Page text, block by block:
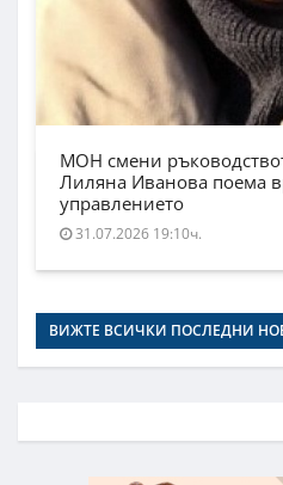
МОН смени
Лиляна Иванова поема
управлението
31.07.2026 19:10ч.
ВИЖТЕ ВСИЧКИ ПОСЛЕДНИ